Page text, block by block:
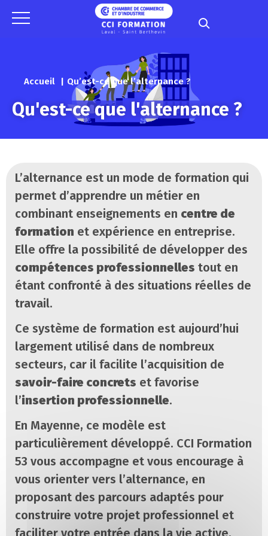
Accueil Qu’est-ce que l’alternance ?
Qu'est-ce que l'alternance ?
L’alternance est un mode de formation qui
permet d’apprendre un métier en
combinant enseignements en centre de
formation et expérience en entreprise.
Elle offre la possibilité de développer des
compétences professionnelles tout en
étant confronté à des situations réelles de
travail.
Ce système de formation est aujourd’hui
largement utilisé dans de nombreux
secteurs, car il facilite l’acquisition de
savoir-faire concrets et favorise
l’insertion professionnelle.
En Mayenne, ce modèle est
particulièrement développé. CCI Formation
53 vous accompagne et vous encourage à
vous orienter vers l’alternance, en
proposant des parcours adaptés pour
construire votre projet professionnel et
faciliter votre entrée dans la vie active.
Panneau de gestion des cookies